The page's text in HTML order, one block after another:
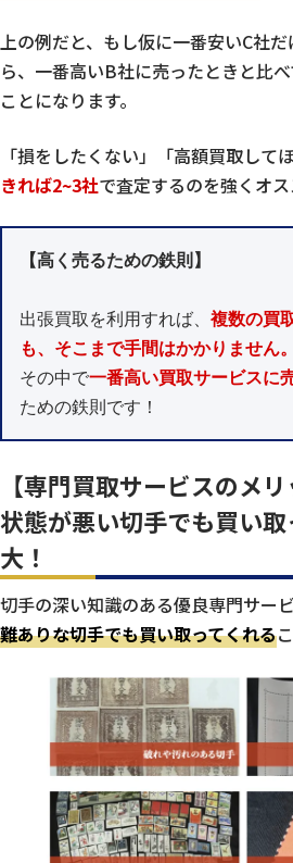
上の例だと、もし仮に一番安いC社
ら、一番高いB社に売ったときと比
ことになります。
「損をしたくない」「高額買取して
きれば2~3社で査定するのを強くオス
【高く売るための鉄則】
出張買取を利用すれば、 複数の買
も、そこまで手間はかかりません。
その中で一番高い買取サービスに
ための鉄則です！
【専門買取サービスのメリ
状態が悪い切手でも買い
大！
切手の深い知識のある優良専門サー
難ありな切手でも買い取ってくれる